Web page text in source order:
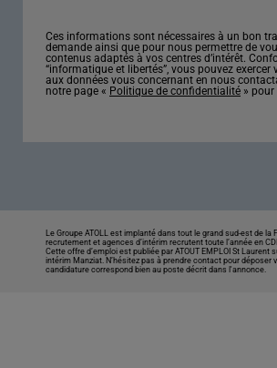
Ces informations sont nécessaires à un bon
demande ainsi que pour nous permettre de
contenus adaptés à vos centres d’intérêt.
“informatique et libertés”, vous pouvez exercer
aux données vous concernant en nous
notre page « Politique de confidentialité »
Le Groupe ATOLL est implanté dans tout le grand sud-est de la
recrutement et agences d’intérim recrutent toute l’année en
Cette offre d’emploi est publiée par ATOUT EMPLOI St Laurent
intérim Manziat. N’hésitez pas à prendre contact pour déposer
candidature correspond bien au poste décrit dans l'annonce.